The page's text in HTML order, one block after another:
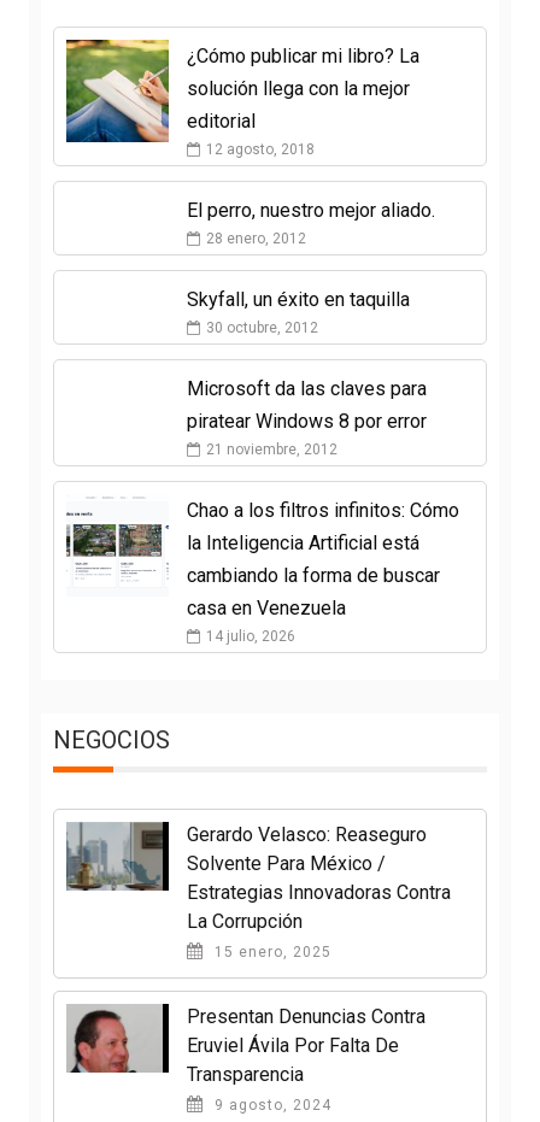
¿Cómo publicar mi libro? La
solución llega con la mejor
editorial
12 agosto, 2018
El perro, nuestro mejor aliado.
28 enero, 2012
Skyfall, un éxito en taquilla
30 octubre, 2012
Microsoft da las claves para
piratear Windows 8 por error
21 noviembre, 2012
Chao a los filtros infinitos: Cómo
la Inteligencia Artificial está
cambiando la forma de buscar
casa en Venezuela
14 julio, 2026
NEGOCIOS
Gerardo Velasco: Reaseguro
Solvente Para México /
Estrategias Innovadoras Contra
La Corrupción
15 enero, 2025
Presentan Denuncias Contra
Eruviel Ávila Por Falta De
Transparencia
9 agosto, 2024